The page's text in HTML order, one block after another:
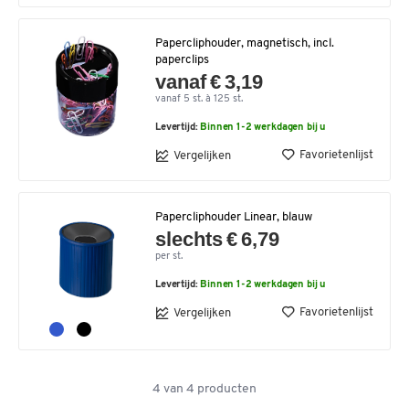
Papercliphouder, magnetisch, incl.
paperclips
vanaf € 3,19
vanaf 5 st. à 125 st.
Levertijd: Binnen 1-2 werkdagen bij u
Vergelijken Favorietenlijst
Papercliphouder Linear, blauw
slechts € 6,79
per st.
Levertijd: Binnen 1-2 werkdagen bij u
Vergelijken Favorietenlijst
4 van 4 producten